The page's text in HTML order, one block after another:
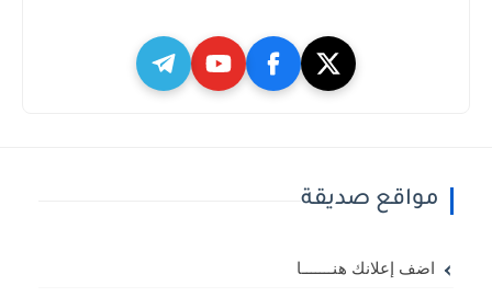
مواقع صديقة
اضف إعلانك هنـــــــا